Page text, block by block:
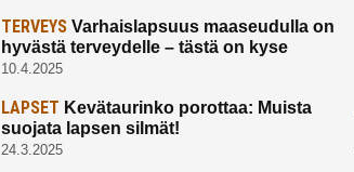
TERVEYSVarhaislapsuus maaseudulla on
hyvästä terveydelle – tästä on kyse
10.4.2025
LAPSET Kevätaurinko porottaa: Muista
suojata lapsen silmät!
24.3.2025